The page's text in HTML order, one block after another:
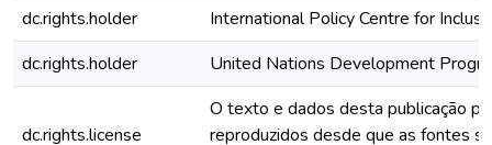
dc.rights.holder
International Policy Centre for
dc.rights.holder
United Nations Development
dc.rights.license
O texto e dados desta publicação
reproduzidos desde que as fontes